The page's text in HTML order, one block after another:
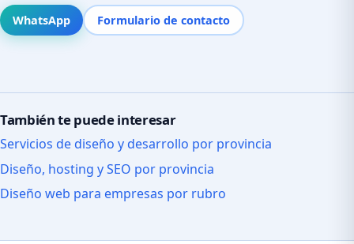
WhatsApp Formulario de contacto
También te puede interesar
Servicios de diseño y desarrollo por provincia
Diseño, hosting y SEO por provincia
Diseño web para empresas por rubro